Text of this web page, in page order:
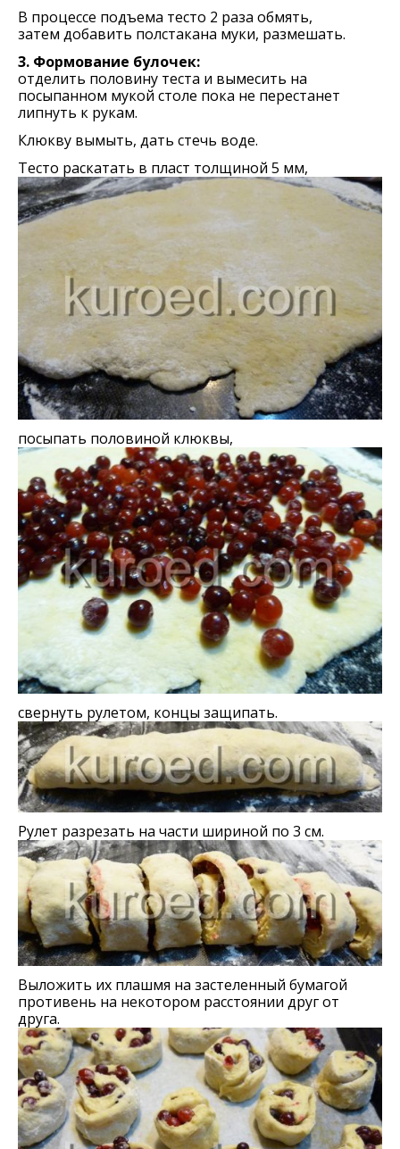
В процессе подъема тесто 2 раза обмять,
затем добавить полстакана муки, размешать.
3. Формование булочек:
отделить половину теста и вымесить на
посыпанном мукой столе пока не перестанет
липнуть к рукам.
Клюкву вымыть, дать стечь воде.
Тесто раскатать в пласт толщиной 5 мм,
посыпать половиной клюквы,
свернуть рулетом, концы защипать.
Рулет разрезать на части шириной по 3 см.
Выложить их плашмя на застеленный бумагой
противень на некотором расстоянии друг от
друга.